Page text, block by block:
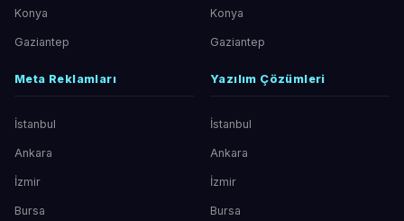
Konya
Gaziantep
Konya
Gaziantep
Meta Reklamları
İstanbul
Ankara
İzmir
Bursa
Yazılım Çözümleri
İstanbul
Ankara
İzmir
Bursa